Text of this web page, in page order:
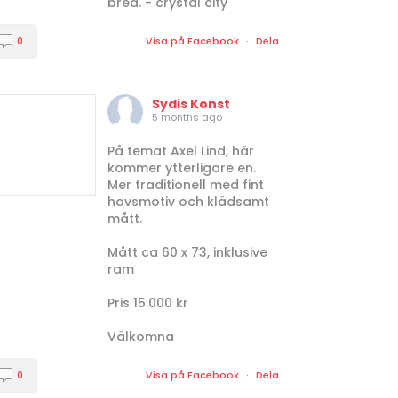
Visa på Facebook · Dela
0
Sydis Konst
5 months ago
På temat Axel Lind, här
kommer ytterligare en.
Mer traditionell med fint
havsmotiv och klädsamt
mått.
Mått ca 60 x 73, inklusive
ram
Pris 15.000 kr
Välkomna
Visa på Facebook · Dela
0